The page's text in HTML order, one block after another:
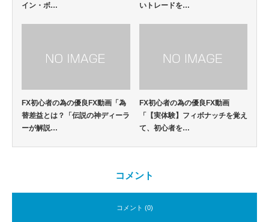
イン・ボ…
いトレードを…
FX初心者の為の優良FX動画「為
替差益とは？「伝説の神ディーラ
ーが解説…
FX初心者の為の優良FX動画
「【実体験】フィボナッチを覚え
て、初心者を…
コメント
コメント (0)